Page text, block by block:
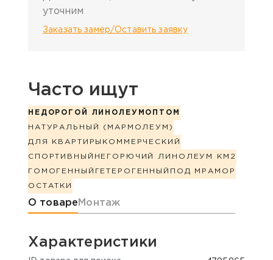
уточним
Заказать замер/Оставить заявку
Часто ищут
НЕДОРОГОЙ ЛИНОЛЕУМ ОПТОМ
НАТУРАЛЬНЫЙ (МАРМОЛЕУМ)
ДЛЯ КВАРТИРЫ КОММЕРЧЕСКИЙ
СПОРТИВНЫЙ НЕГОРЮЧИЙ ЛИНОЛЕУМ КМ2
ГОМОГЕННЫЙ ГЕТЕРОГЕННЫЙ ПОД МРАМОР
ОСТАТКИ
Информация о товаре
О товаре Монтаж
Характеристики